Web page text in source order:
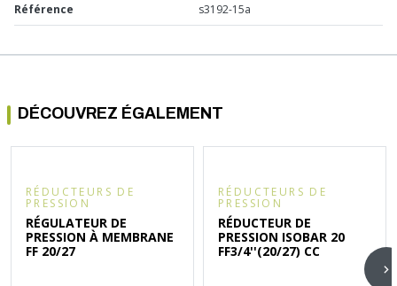
Référence s3192-15a
DÉCOUVREZ ÉGALEMENT
RÉDUCTEURS DE
PRESSION
RÉGULATEUR DE
PRESSION À MEMBRANE
FF 20/27
RÉDUCTEURS DE
PRESSION
RÉDUCTEUR DE
PRESSION ISOBAR 20
FF3/4''(20/27) CC